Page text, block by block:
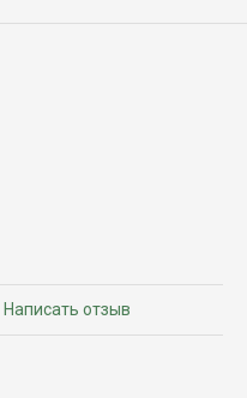
Написать отзыв